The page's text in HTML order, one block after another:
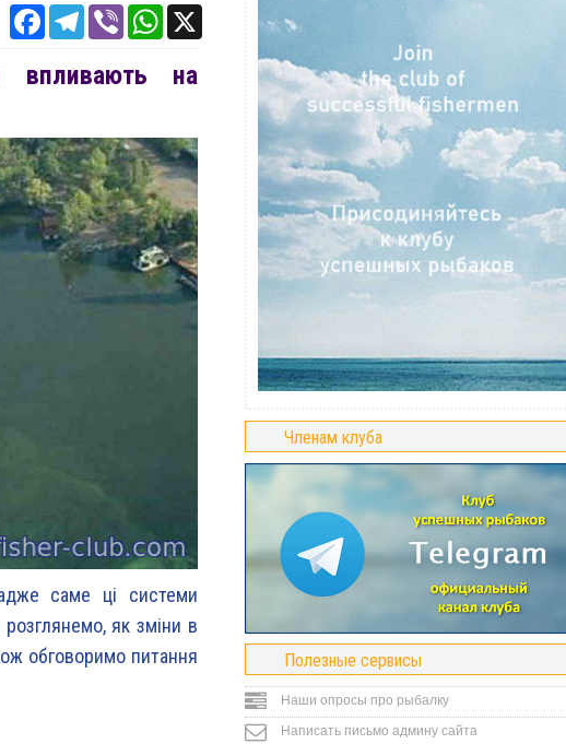
FacebookTelegram
ViberWhatsApp
впливають на
саме ці системи
як зміни в
обговоримо питання
Членам клуба
Полезные сервисы
Наши опросы про рыбалку
Написать письмо админу сайта